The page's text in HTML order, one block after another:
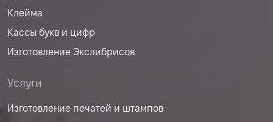
Услуги
Изготовление печатей и штампов
Клейма
Кассы букв и цифр
Изготовление Экслибрисов